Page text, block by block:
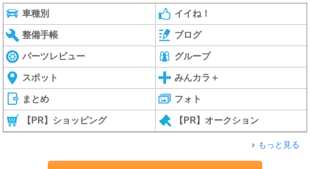
車種別 イイね！
整備手帳 ブログ
パーツレビュー グループ
スポット みんカラ＋
まとめ フォト
【PR】ショッピング 【PR】オークション
もっと見る